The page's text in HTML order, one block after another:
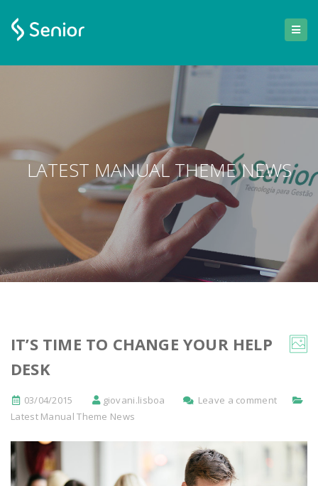
LATEST MANUAL THEME NEWS
IT’S TIME TO CHANGE YOUR HELP
DESK
03/04/2015 giovani.lisboa
Leave a comment
Latest Manual Theme News